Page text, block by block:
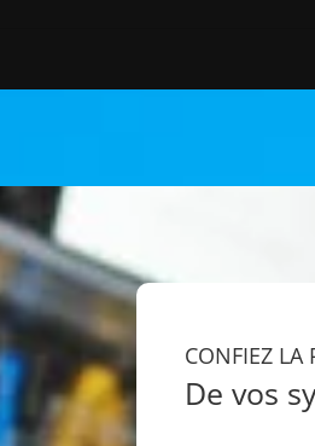
CONFIEZ LA
De vos